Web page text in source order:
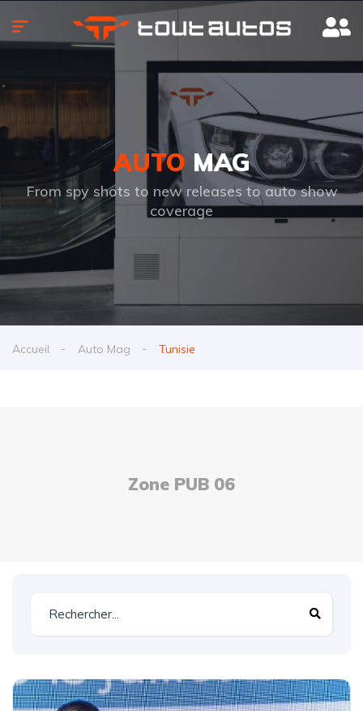
AUTO MAG
From spy shots to new releases to auto show
coverage
Accueil Auto Mag Tunisie
Zone PUB 06